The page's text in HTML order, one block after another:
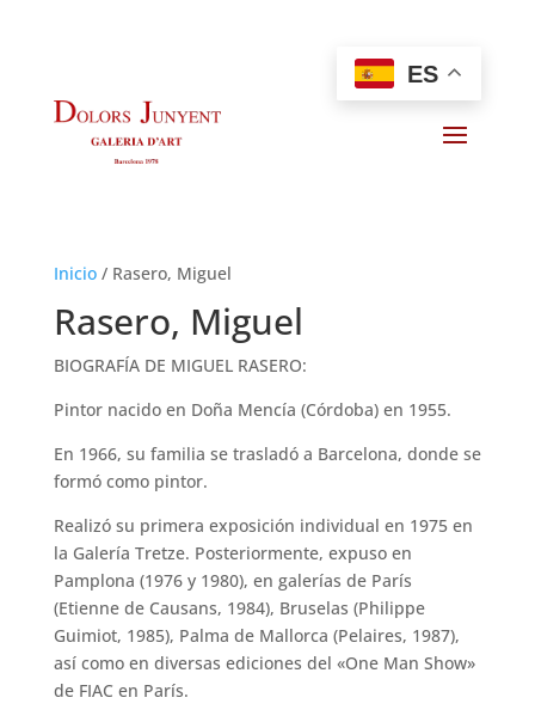
ES
Inicio/ Rasero, Miguel
Rasero, Miguel
BIOGRAFÍA DE MIGUEL RASERO:
Pintor nacido en Doña Mencía (Córdoba) en 1955.
En 1966, su familia se trasladó a Barcelona, donde se
formó como pintor.
Realizó su primera exposición individual en 1975 en
la Galería Tretze. Posteriormente, expuso en
Pamplona (1976 y 1980), en galerías de París
(Etienne de Causans, 1984), Bruselas (Philippe
Guimiot, 1985), Palma de Mallorca (Pelaires, 1987),
así como en diversas ediciones del «One Man Show»
de FIAC en París.